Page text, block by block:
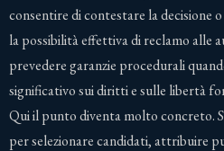
consentire di contestare la decisione
la possibilità effettiva di reclamo alle
prevedere garanzie procedurali
significativo sui diritti e sulle libertà
Qui il punto diventa molto concreto.
per selezionare candidati, attribuire